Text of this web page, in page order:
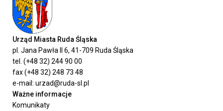
Urząd Miasta Ruda Śląska
pl. Jana Pawła II 6, 41-709 Ruda Śląska
tel. (+48 32) 244 90 00
fax (+48 32) 248 73 48
e-mail: urzad@ruda-sl.pl
Ważne informacje
Komunikaty